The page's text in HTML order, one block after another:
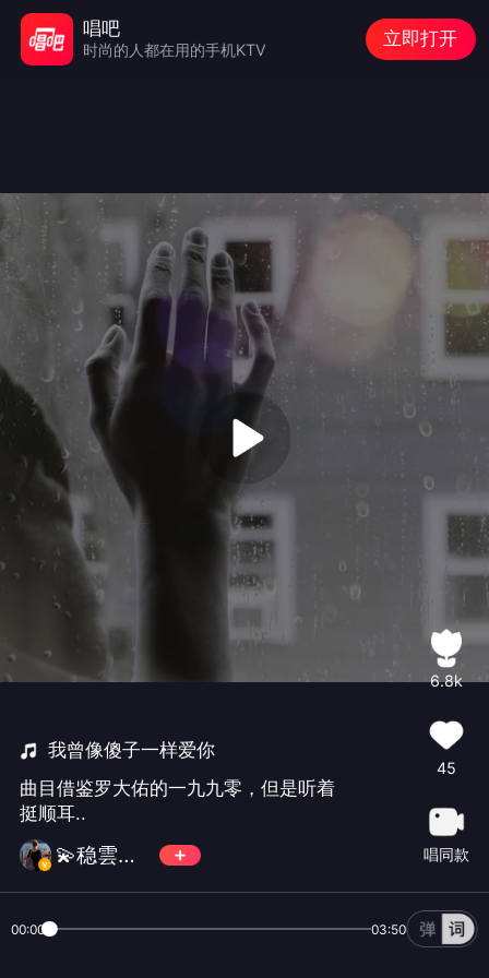
我曾像傻子一样爱你
曲目借鉴罗大佑的一九九零，但是听着
挺顺耳..
💫稳雲心💫✨
6.8k
45
唱同款
00:00 03:50
唱吧
时尚的人都在用的手机KTV
立即打开